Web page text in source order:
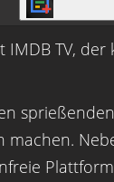
IMDB TV,
machen.